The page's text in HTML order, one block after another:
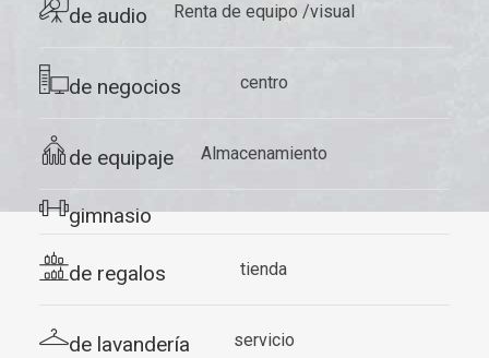
Renta de equipo
de audio /visual
centro
de negocios
Almacenamiento
de equipaje
gimnasio
tienda
de regalos
servicio
de lavandería